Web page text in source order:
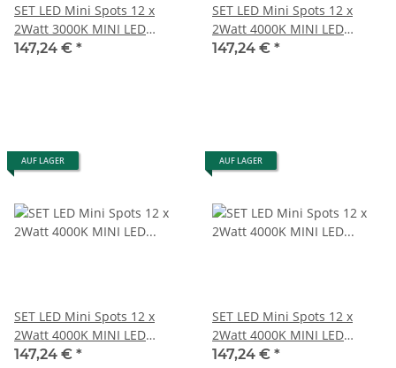
SET LED Mini Spots 12 x
2Watt 3000K MINI LED
Einbaustrahler Weiß
147,24 € *
SET LED Mini Spots 12 x
2Watt 4000K MINI LED
Einbaustrahler Dimmbar
147,24 € *
AUF LAGER
SET LED Mini Spots 12 x
2Watt 4000K MINI LED
Einbaustrahler Dimmbar
147,24 € *
AUF LAGER
SET LED Mini Spots 12 x
2Watt 4000K MINI LED
Einbaustrahler Dimmbar
147,24 € *